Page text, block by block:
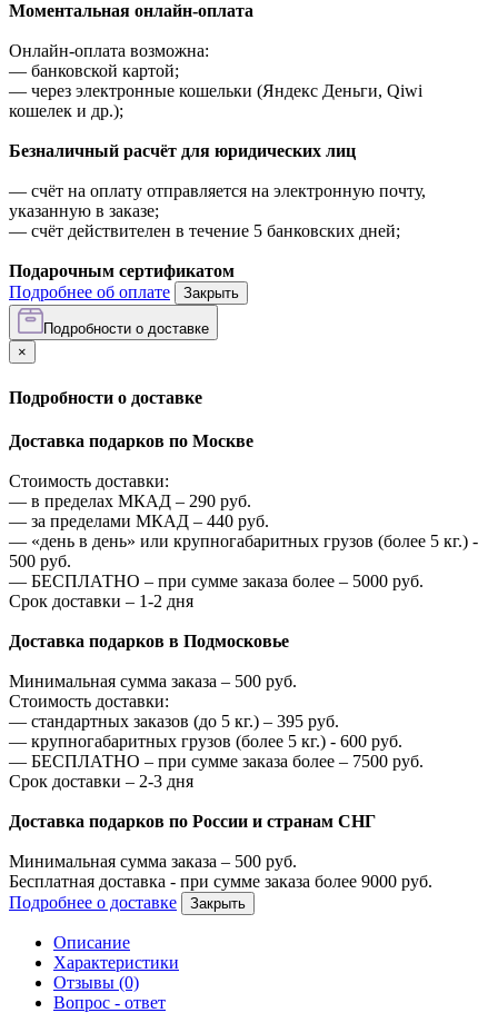
Моментальная онлайн-оплата
Онлайн-оплата возможна:
— банковской картой;
— через электронные кошельки (Яндекс Деньги, Qiwi
кошелек и др.);
Безналичный расчёт для юридических лиц
— счёт на оплату отправляется на электронную почту,
указанную в заказе;
— счёт действителен в течение 5 банковских дней;
Подарочным сертификатом
Подробнее об оплате
Закрыть
Подробности о доставке
×
Подробности о доставке
Доставка подарков по Москве
Стоимость доставки:
— в пределах МКАД – 290 руб.
— за пределами МКАД – 440 руб.
— «день в день» или крупногабаритных грузов (более 5 кг.) -
500 руб.
— БЕСПЛАТНО – при сумме заказа более – 5000 руб.
Срок доставки – 1-2 дня
Доставка подарков в Подмосковье
Минимальная сумма заказа – 500 руб.
Стоимость доставки:
— стандартных заказов (до 5 кг.) – 395 руб.
— крупногабаритных грузов (более 5 кг.) - 600 руб.
— БЕСПЛАТНО – при сумме заказа более – 7500 руб.
Срок доставки – 2-3 дня
Доставка подарков по России и странам СНГ
Минимальная сумма заказа – 500 руб.
Бесплатная доставка - при сумме заказа более 9000 руб.
Подробнее о доставке
Закрыть
Описание
Характеристики
Отзывы (0)
Вопрос - ответ